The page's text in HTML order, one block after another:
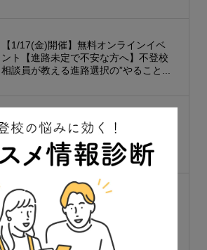
【1/17(金)開催】無料オンラインイベ
ント【進路未定で不安な方へ】不登校
相談員が教える進路選択の”やること...
【7/25無料オンラインイベント】【不
登校の出席認定制度】塾で勉強した日
が“学校の出席扱い”になる！ 不登校...
高校留年・中退の危機！「通信制高校
に転校すべき？」大学合格を見据えた
「転校先の選び方」を一挙紹介。【...